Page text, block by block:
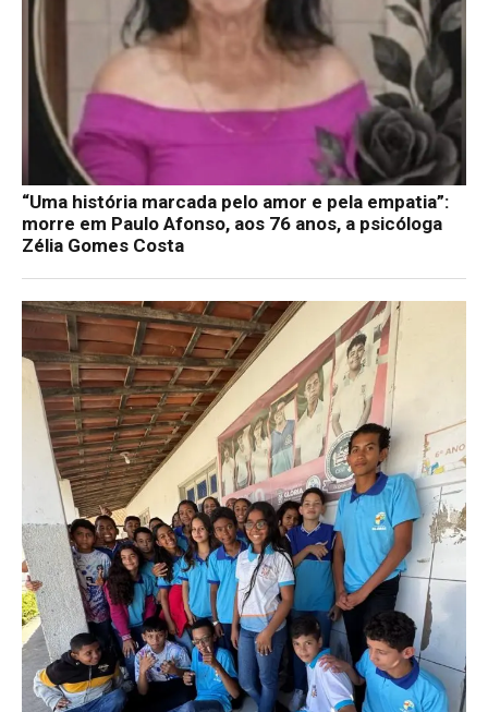
“Uma história marcada pelo amor e pela empatia”:
morre em Paulo Afonso, aos 76 anos, a psicóloga
Zélia Gomes Costa